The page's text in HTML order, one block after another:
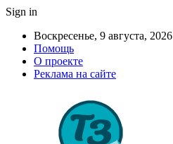
Sign in
Воскресенье, 9 августа, 2026
Помощь
О проекте
Реклама на сайте